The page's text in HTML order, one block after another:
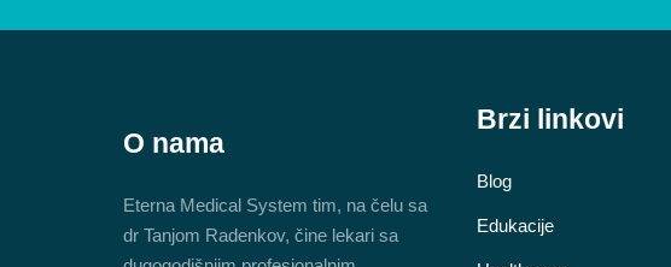
O nama
Eterna Medical System tim, na čelu sa
dr Tanjom Radenkov, čine lekari sa
Brzi linkovi
Blog
Edukacije